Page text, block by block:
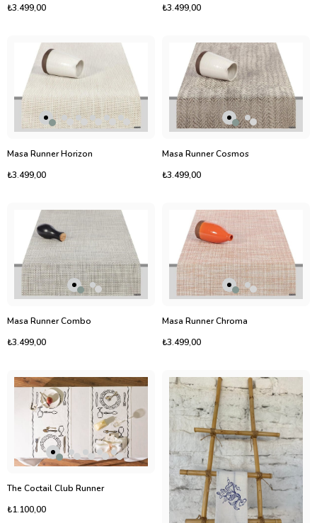
₺3.499,00
₺3.499,00
Masa Runner Horizon
₺3.499,00
Masa Runner Cosmos
₺3.499,00
Masa Runner Combo
₺3.499,00
Masa Runner Chroma
₺3.499,00
The Coctail Club Runner
₺1.100,00